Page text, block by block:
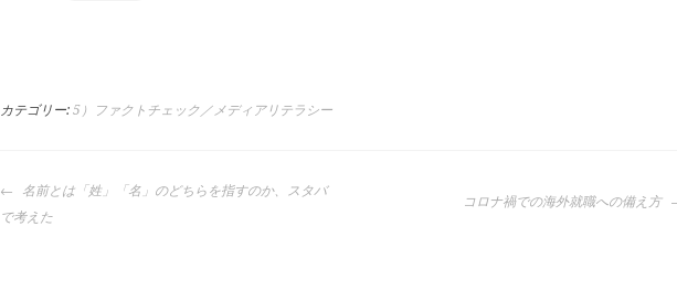
カテゴリー: 5）ファクトチェック／メディアリテラシー
投
稿
名前とは「姓」「名」のどちらを指すのか、スタバ
で考えた
コロナ禍での海外就職への備え方